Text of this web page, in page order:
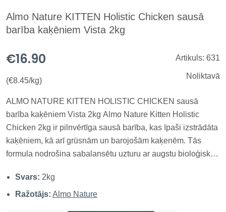
Almo Nature KITTEN Holistic Chicken sausā
barība kaķēniem Vista 2kg
€16.90
(€8.45/kg)
Artikuls: 631
Noliktavā
ALMO NATURE KITTEN HOLISTIC CHICKEN sausā
barība kaķēniem Vista 2kg Almo Nature Kitten Holistic
Chicken 2kg ir pilnvērtīga sausā barība, kas īpaši izstrādāta
kaķēniem, kā arī grūsnām un barojošām kaķenēm. Tās
formula nodrošina sabalansētu uzturu ar augstu bioloģisko
ir svaiga vistas gaļa (26%), kas kopā ar žāvētu vistas
proteīnu, rīsiem un...
Svars: 2kg
Ražotājs: Almo Nature